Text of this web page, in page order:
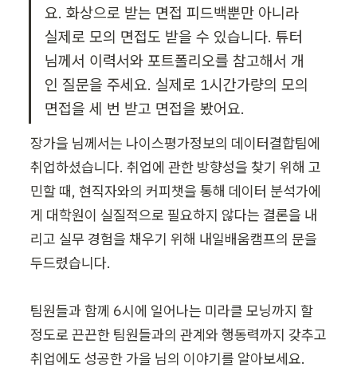
요. 화상으로 받는 면접 피드백뿐만 아니라
실제로 모의 면접도 받을 수 있습니다. 튜터
님께서 이력서와 포트폴리오를 참고해서 개
인 질문을 주세요. 실제로 1시간가량의 모의
면접을 세 번 받고 면접을 봤어요.
장가을 님께서는 나이스평가정보의 데이터결합팀에
취업하셨습니다. 취업에 관한 방향성을 찾기 위해 고
민할 때, 현직자와의 커피챗을 통해 데이터 분석가에
게 대학원이 실질적으로 필요하지 않다는 결론을 내
리고 실무 경험을 채우기 위해 내일배움캠프의 문을
두드렸습니다.
팀원들과 함께 6시에 일어나는 미라클 모닝까지 할
정도로 끈끈한 팀원들과의 관계와 행동력까지 갖추고
취업에도 성공한 가을 님의 이야기를 알아보세요.